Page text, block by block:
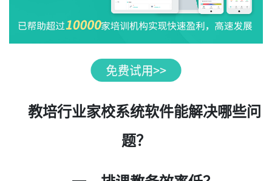
教培行业家校系统软件能解决哪些问
题？